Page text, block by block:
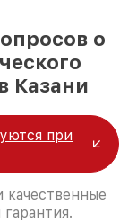
о
Казани
при